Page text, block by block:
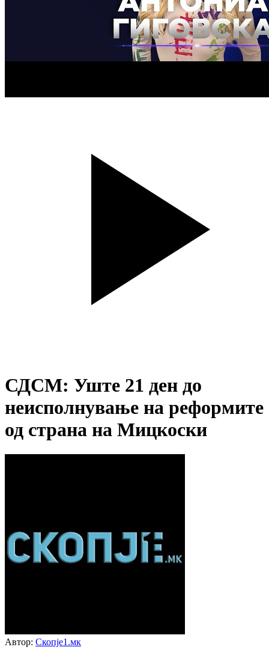
СДСМ: Уште 21 ден до
неисполнување на реформите
од страна на Мицкоски
Автор: Скопје1.мк